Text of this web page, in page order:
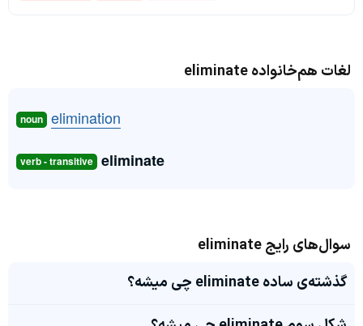
لغات هم‌خانواده eliminate
noun elimination
verb - transitive eliminate
سوال‌های رایج eliminate
گذشته‌ی ساده eliminate چی میشه؟